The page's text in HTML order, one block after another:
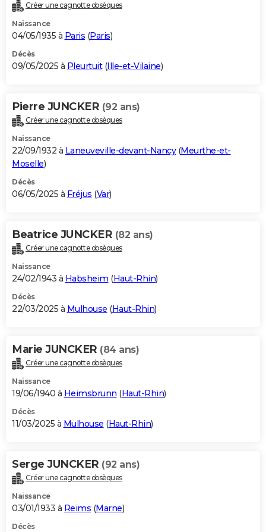
Créer une cagnotte obsèques
Naissance
04/05/1935 à Paris (Paris)
Décès
09/05/2025 à Pleurtuit(Ille-et-Vilaine)
Pierre JUNCKER (92 ans)
Créer une cagnotte obsèques
Naissance
22/09/1932 à Laneuveville-devant-Nancy(Meurthe-et-
Moselle)
Décès
06/05/2025 à Fréjus (Var)
Beatrice JUNCKER (82 ans)
Créer une cagnotte obsèques
Naissance
24/02/1943 à Habsheim (Haut-Rhin)
Décès
22/03/2025 à Mulhouse (Haut-Rhin)
Marie JUNCKER (84 ans)
Créer une cagnotte obsèques
Naissance
19/06/1940 à Heimsbrunn (Haut-Rhin)
Décès
11/03/2025 à Mulhouse (Haut-Rhin)
Serge JUNCKER (92 ans)
Créer une cagnotte obsèques
Naissance
03/01/1933 à Reims (Marne)
Décès